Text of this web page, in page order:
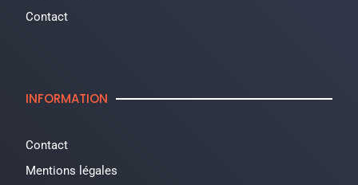
Contact
INFORMATION
Contact
Mentions légales